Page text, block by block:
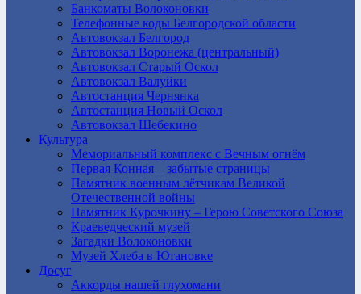
Банкоматы Волоконовки
Телефонные коды Белгородской области
Автовокзал Белгород
Автовокзал Воронежа (центральный)
Автовокзал Старый Оскол
Автовокзал Валуйки
Автостанция Чернянка
Автостанция Новый Оскол
Автовокзал Шебекино
Культура
Мемориальный комплекс с Вечным огнём
Первая Конная – забытые страницы
Памятник военным лётчикам Великой
Отечественной войны
Памятник Курочкину – Герою Советского Союза
Краеведческий музей
Загадки Волоконовки
Музей Хлеба в Ютановке
Досуг
Аккорды нашей глухомани